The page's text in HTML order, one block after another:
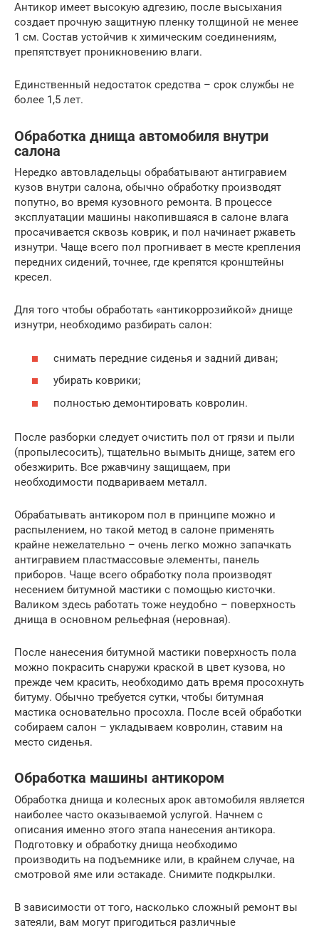
Антикор имеет высокую адгезию, после высыхания
создает прочную защитную пленку толщиной не менее
1 см. Состав устойчив к химическим соединениям,
препятствует проникновению влаги.
Единственный недостаток средства – срок службы не
более 1,5 лет.
Обработка днища автомобиля внутри
салона
Нередко автовладельцы обрабатывают антигравием
кузов внутри салона, обычно обработку производят
попутно, во время кузовного ремонта. В процессе
эксплуатации машины накопившаяся в салоне влага
просачивается сквозь коврик, и пол начинает ржаветь
изнутри. Чаще всего пол прогнивает в месте крепления
передних сидений, точнее, где крепятся кронштейны
кресел.
Для того чтобы обработать «антикоррозийкой» днище
изнутри, необходимо разбирать салон:
снимать передние сиденья и задний диван;
убирать коврики;
полностью демонтировать ковролин.
После разборки следует очистить пол от грязи и пыли
(пропылесосить), тщательно вымыть днище, затем его
обезжирить. Все ржавчину защищаем, при
необходимости подвариваем металл.
Обрабатывать антикором пол в принципе можно и
распылением, но такой метод в салоне применять
крайне нежелательно – очень легко можно запачкать
антигравием пластмассовые элементы, панель
приборов. Чаще всего обработку пола производят
несением битумной мастики с помощью кисточки.
Валиком здесь работать тоже неудобно – поверхность
днища в основном рельефная (неровная).
После нанесения битумной мастики поверхность пола
можно покрасить снаружи краской в цвет кузова, но
прежде чем красить, необходимо дать время просохнуть
битуму. Обычно требуется сутки, чтобы битумная
мастика основательно просохла. После всей обработки
собираем салон – укладываем ковролин, ставим на
место сиденья.
Обработка машины антикором
Обработка днища и колесных арок автомобиля является
наиболее часто оказываемой услугой. Начнем с
описания именно этого этапа нанесения антикора.
Подготовку и обработку днища необходимо
производить на подъемнике или, в крайнем случае, на
смотровой яме или эстакаде. Снимите подкрылки.
В зависимости от того, насколько сложный ремонт вы
затеяли, вам могут пригодиться различные